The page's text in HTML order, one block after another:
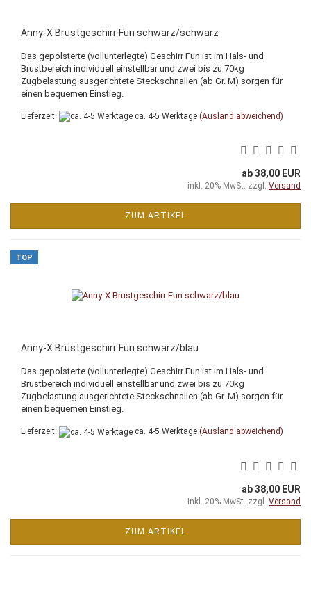
Anny-X Brustgeschirr Fun schwarz/schwarz
Das gepolsterte (vollunterlegte) Geschirr Fun ist im Hals- und
Brustbereich individuell einstellbar und zwei bis zu 70kg
Zugbelastung ausgerichtete Steckschnallen (ab Gr. M) sorgen für
einen bequemen Einstieg.
Lieferzeit: ca. 4-5 Werktage (Ausland abweichend)
ab 38,00 EUR
inkl. 20% MwSt. zzgl. Versand
ZUM ARTIKEL
TOP
Anny-X Brustgeschirr Fun schwarz/blau
Das gepolsterte (vollunterlegte) Geschirr Fun ist im Hals- und
Brustbereich individuell einstellbar und zwei bis zu 70kg
Zugbelastung ausgerichtete Steckschnallen (ab Gr. M) sorgen für
einen bequemen Einstieg.
Lieferzeit: ca. 4-5 Werktage (Ausland abweichend)
ab 38,00 EUR
inkl. 20% MwSt. zzgl. Versand
ZUM ARTIKEL